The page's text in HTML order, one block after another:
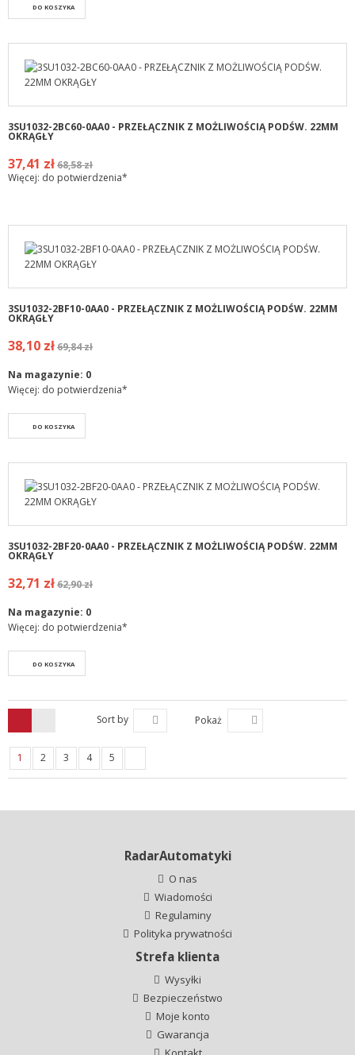
DO KOSZYKA
3SU1032-2BC60-0AA0 - PRZEŁĄCZNIK Z MOŻLIWOŚCIĄ PODŚW. 22MM
OKRĄGŁY
37,41 zł68,58 zł
Więcej: do potwierdzenia*
3SU1032-2BF10-0AA0 - PRZEŁĄCZNIK Z MOŻLIWOŚCIĄ PODŚW. 22MM
OKRĄGŁY
38,10 zł69,84 zł
Na magazynie: 0
Więcej: do potwierdzenia*
DO KOSZYKA
3SU1032-2BF20-0AA0 - PRZEŁĄCZNIK Z MOŻLIWOŚCIĄ PODŚW. 22MM
OKRĄGŁY
32,71 zł62,90 zł
Na magazynie: 0
Więcej: do potwierdzenia*
DO KOSZYKA
Sort by Pokaż
1 2 3 4 5
RadarAutomatyki
O nas
Wiadomości
Regulaminy
Polityka prywatności
Strefa klienta
Wysyłki
Bezpieczeństwo
Moje konto
Gwarancja